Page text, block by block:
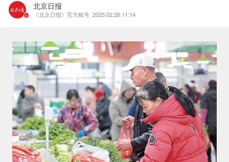
北京日报
《北京日报》官方账号 2025.02.26 11:14